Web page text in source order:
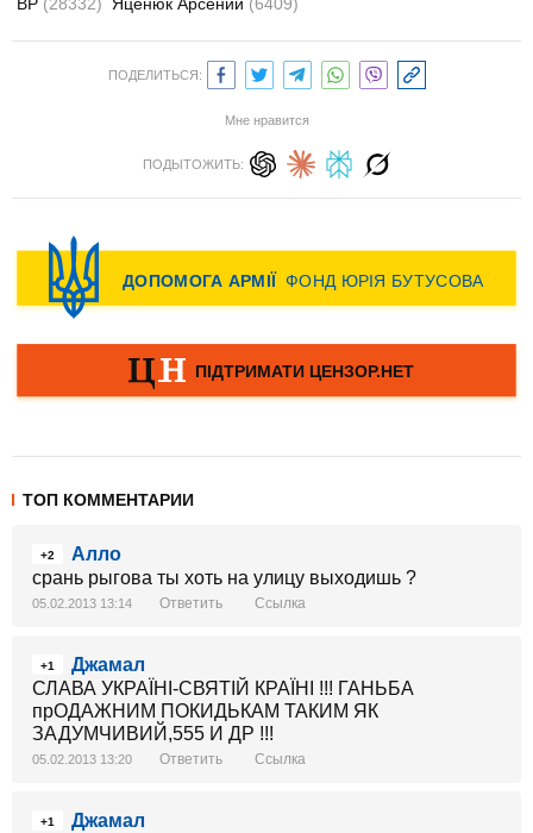
ПОДЕЛИТЬСЯ:
Мне нравится
ПОДЫТОЖИТЬ:
ТОП КОММЕНТАРИИ
+2
Алло
срань рыгова ты хоть на улицу выходишь ?
05.02.2013 13:14 Ответить Ссылка
+1
Джамал
СЛАВА УКРАЇНІ-СВЯТІЙ КРАЇНІ !!! ГАНЬБА
прОДАЖНИМ ПОКИДЬКАМ ТАКИМ ЯК
ЗАДУМЧИВИЙ,555 И ДР !!!
05.02.2013 13:20 Ответить Ссылка
+1
Джамал